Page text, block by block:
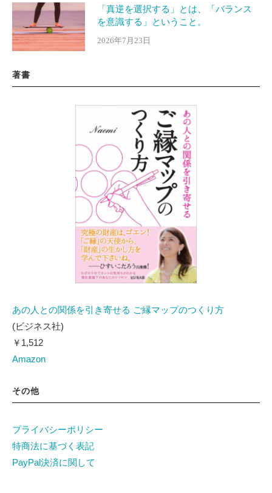
「真逆を選択する」とは、「バランス
を意識する」ということ。
2026年7月23日
著書
あの人との関係を引き寄せる ご縁マップのつくり方
(ビジネス社)
￥1,512
Amazon
その他
プライバシーポリシー
特商法に基づく表記
PayPal決済に関して